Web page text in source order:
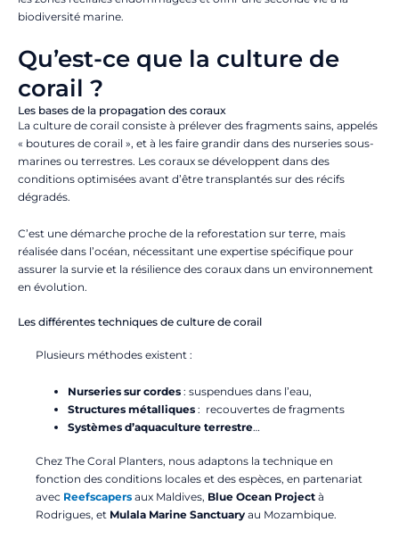
biodiversité marine.
Qu’est-ce que la culture de
corail ?
Les bases de la propagation des coraux
La culture de corail consiste à prélever des fragments sains, appelés
« boutures de corail », et à les faire grandir dans des nurseries sous-
marines ou terrestres. Les coraux se développent dans des
conditions optimisées avant d’être transplantés sur des récifs
dégradés.
C’est une démarche proche de la reforestation sur terre, mais
réalisée dans l’océan, nécessitant une expertise spécifique pour
assurer la survie et la résilience des coraux dans un environnement
en évolution.
Les différentes techniques de culture de corail
Plusieurs méthodes existent :
Nurseries sur cordes : suspendues dans l’eau,
Structures métalliques : recouvertes de fragments
Systèmes d’aquaculture terrestre…
Chez The Coral Planters, nous adaptons la technique en
fonction des conditions locales et des espèces, en partenariat
avec Reefscapers aux Maldives, Blue Ocean Project à
Rodrigues, et Mulala Marine Sanctuary au Mozambique.